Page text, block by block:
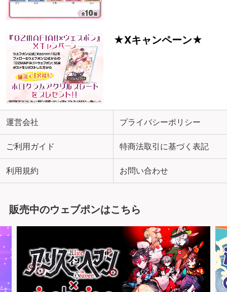
★Xキャンペーン★
運営会社 プライバシーポリシー
ご利用ガイド 特商法取引に基づく表記
利用規約 お問い合わせ
販売中のウェブポンはこちら